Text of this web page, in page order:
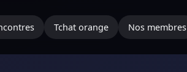
Tchat orange Nos membres